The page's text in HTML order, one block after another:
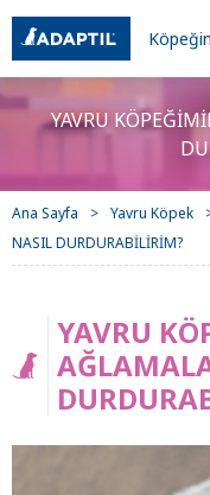
YAVRU
Ana Sayfa Yavru Köpek
NASIL DURDURABİLİRİM?
YAVRU